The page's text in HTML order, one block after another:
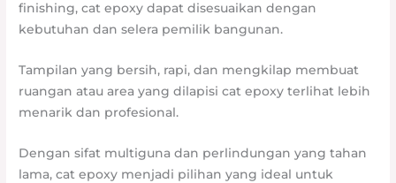
finishing, cat epoxy dapat disesuaikan dengan
kebutuhan dan selera pemilik bangunan.
Tampilan yang bersih, rapi, dan mengkilap membuat
ruangan atau area yang dilapisi cat epoxy terlihat lebih
menarik dan profesional.
Dengan sifat multiguna dan perlindungan yang tahan
lama, cat epoxy menjadi pilihan yang ideal untuk